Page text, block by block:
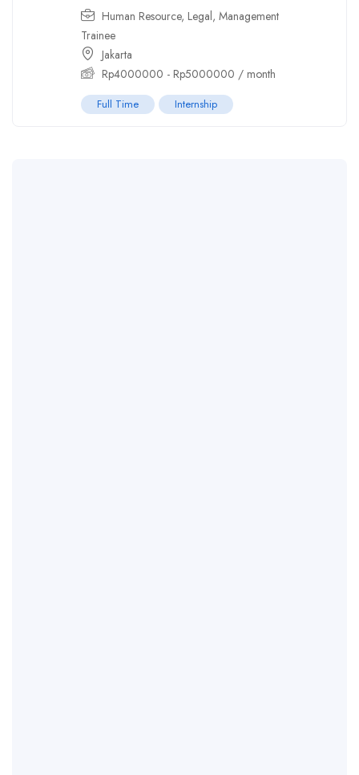
Human Resource, Legal, Management
Trainee
Jakarta
Rp4000000 - Rp5000000 / month
Full Time Internship